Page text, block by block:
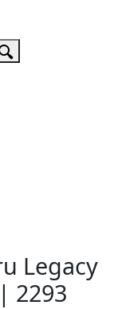
Legacy
2293